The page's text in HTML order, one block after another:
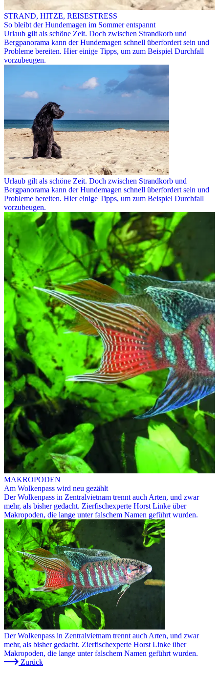
STRAND, HITZE, REISESTRESS
So bleibt der Hundemagen im Sommer entspannt
Urlaub gilt als schöne Zeit. Doch zwischen Strandkorb und
Bergpanorama kann der Hundemagen schnell überfordert sein und
Probleme bereiten. Hier einige Tipps, um zum Beispiel Durchfall
vorzubeugen.
Urlaub gilt als schöne Zeit. Doch zwischen Strandkorb und
Bergpanorama kann der Hundemagen schnell überfordert sein und
Probleme bereiten. Hier einige Tipps, um zum Beispiel Durchfall
vorzubeugen.
MAKROPODEN
Am Wolkenpass wird neu gezählt
Der Wolkenpass in Zentralvietnam trennt auch Arten, und zwar
mehr, als bisher gedacht. Zierfischexperte Horst Linke über
Makropoden, die lange unter falschem Namen geführt wurden.
Der Wolkenpass in Zentralvietnam trennt auch Arten, und zwar
mehr, als bisher gedacht. Zierfischexperte Horst Linke über
Makropoden, die lange unter falschem Namen geführt wurden.
Zurück